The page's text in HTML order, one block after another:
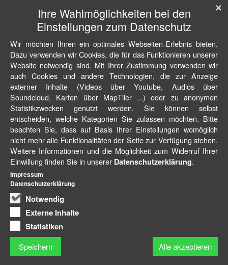
Ihre Wahlmöglichkeiten bei den
Einstellungen zum Datenschutz
Wir möchten Ihnen ein optimales Webseiten-Erlebnis bieten.
Dazu verwenden wir Cookies, die für das Funktionieren unserer
Website notwendig sind. Mit Ihrer Zustimmung verwenden wir
auch Cookies und andere Technologien, die zur Anzeige
externer Inhalte (Videos über Youtube, Audios über
Soundcloud, Karten über MapTiler ...) oder zu anonymen
Statistikzwecken genutzt werden. Sie können selbst
entscheiden, welche Kategorien Sie zulassen möchten. Bitte
beachten Sie, dass auf Basis Ihrer Einstellungen womöglich
nicht mehr alle Funktionalitäten der Seite zur Verfügung stehen.
Weitere Informationen und die Möglichkeit zum Widerruf Ihrer
Einwillung finden Sie in unserer Datenschutzerklärung.
Notwendig
Externe Inhalte
Statistiken
Speichern Alle akzeptieren
✕
Impressum
Datenschutzerklärung